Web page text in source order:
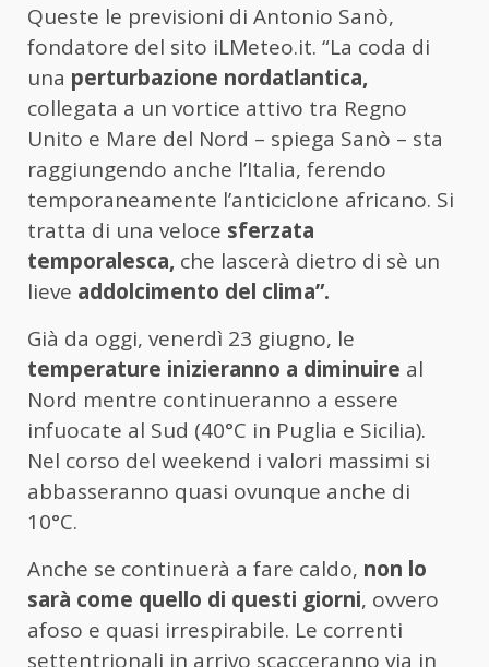
Queste le previsioni di Antonio Sanò,
fondatore del sito iLMeteo.it. “La coda di
una perturbazione nordatlantica,
collegata a un vortice attivo tra Regno
Unito e Mare del Nord – spiega Sanò – sta
raggiungendo anche l’Italia, ferendo
temporaneamente l’anticiclone africano. Si
tratta di una veloce sferzata
temporalesca, che lascerà dietro di sè un
lieve addolcimento del clima”.
Già da oggi, venerdì 23 giugno, le
temperature inizieranno a diminuire al
Nord mentre continueranno a essere
infuocate al Sud (40°C in Puglia e Sicilia).
Nel corso del weekend i valori massimi si
abbasseranno quasi ovunque anche di
10°C.
Anche se continuerà a fare caldo, non lo
sarà come quello di questi giorni, ovvero
afoso e quasi irrespirabile. Le correnti
settentrionali in arrivo scacceranno via in